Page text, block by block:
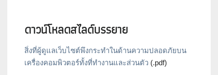
ดาวน์โหลดสไลด์บรรยาย
สิ่งที่ผู้ดูแลเว็บไซต์พึงกระทำในด้านความปลอดภัยบน
เครื่องคอมพิวตอร์ทั้งที่ทำงานและส่วนตัว (.pdf)